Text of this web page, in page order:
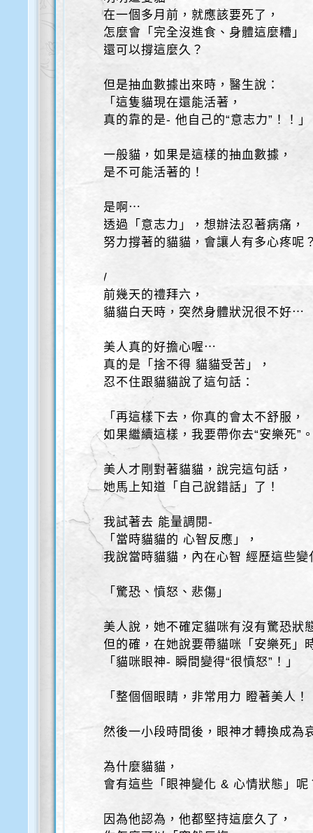
在一個多月前，就應該要死了，
怎麼會「完全沒進食、身體這麼糟」
還可以撐這麼久？
但是抽血數據出來時，醫生說：
「這隻貓現在還能活著，
真的靠的是- 他自己的“意志力”！！」
一般貓，如果是這樣的抽血數據，
是不可能活著的！
是啊⋯
透過「意志力」，想辦法忍著病痛，
努力撐著的貓貓，會讓人有多心疼呢
/
前幾天的禮拜六，
貓貓白天時，突然身體狀況很不好⋯
美人真的好擔心喔⋯
真的是「捨不得 貓貓受苦」，
忍不住跟貓貓說了這句話：
「再這樣下去，你真的會太不舒服，
如果繼續這樣，我要帶你去“安樂死”
美人才剛對著貓貓，說完這句話，
她馬上知道「自己說錯話」了！
我試著去 能量調閱-
「當時貓貓的 心智反應」，
我說當時貓貓，內在心智 經歷這些變
「驚恐、憤怒、悲傷」
美人說，她不確定貓咪有沒有驚恐狀
但的確，在她說要帶貓咪「安樂死」
「貓咪眼神- 瞬間變得“很憤怒”！」
「整個個眼睛，非常用力 瞪著美人！
然後一小段時間後，眼神才轉換成為
為什麼貓貓，
會有這些「眼神變化 & 心情狀態」呢
因為他認為，他都堅持這麼久了，